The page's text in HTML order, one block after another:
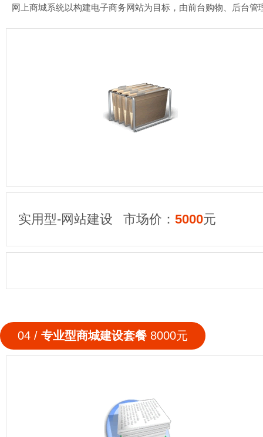
网上商城系统以构建电子商务网站为目标，由前台购物、后台
实用型-网站建设 市场价： 5000元
04 / 专业型商城建设套餐 8000元